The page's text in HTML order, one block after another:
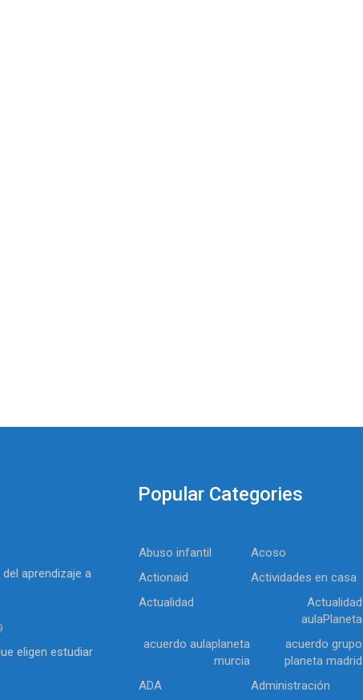
aprendizaje a
eligen estudiar
Popular Categories
Abuso infantil
Acoso
Actionaid
Actividades en casa
Actualidad
Actualidad
aulaPlaneta
acuerdo aulaplaneta
murcia
acuerdo grupo
planeta madrid
ADA
Administración